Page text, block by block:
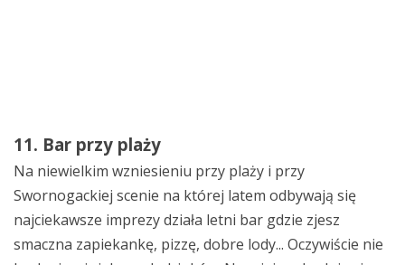
11. Bar przy plaży
Na niewielkim wzniesieniu przy plaży i przy
Swornogackiej scenie na której latem odbywają się
najciekawsze imprezy działa letni bar gdzie zjesz
smaczna zapiekankę, pizzę, dobre lody... Oczywiście nie